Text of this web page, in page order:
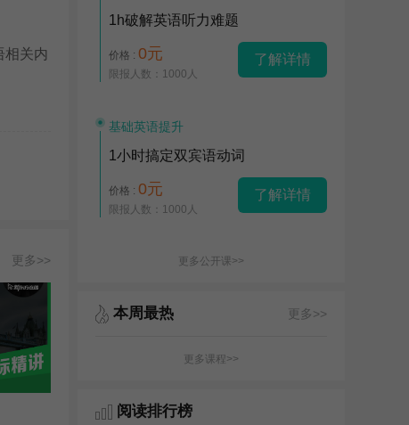
相关内
更多>>
1h破解英语听力难题
价格 : 0元
限报人数：1000人
了解详情
基础英语提升
1小时搞定双宾语动词
价格 : 0元
限报人数：1000人
了解详情
更多公开课>>
本周最热 更多>>
更多课程>>
阅读排行榜